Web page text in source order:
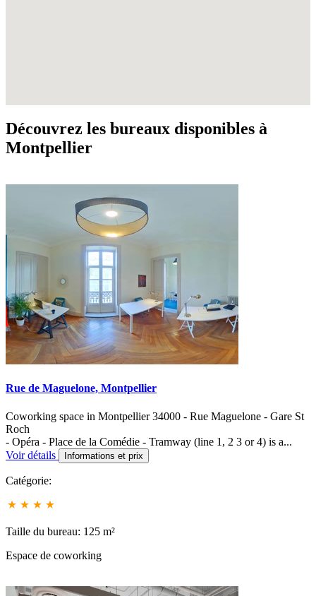
Découvrez les bureaux disponibles à
Montpellier
Rue de Maguelone, Montpellier
Coworking space in Montpellier 34000 - Rue Maguelone - Gare St
Roch
- Opéra - Place de la Comédie - Tramway (line 1, 2 3 or 4) is a...
Voir détails
Informations et prix
Catégorie:
Taille du bureau: 125 m²
Espace de coworking